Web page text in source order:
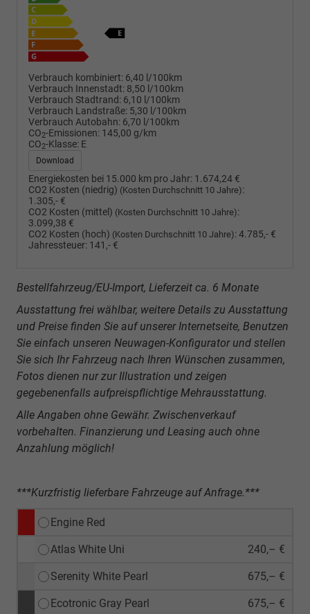
Verbrauch kombiniert: 6,40 l/100km
Verbrauch Innenstadt: 8,50 l/100km
Verbrauch Stadtrand: 6,10 l/100km
Verbrauch Landstraße: 5,30 l/100km
Verbrauch Autobahn: 6,70 l/100km
CO2-Emissionen: 145,00 g/km
CO2-Klasse: E
Download
Energiekosten bei 15.000 km pro Jahr: 1.674,24 €
CO2 Kosten (niedrig) (Kosten Durchschnitt 10 Jahre):
1.305,- €
CO2 Kosten (mittel) (Kosten Durchschnitt 10 Jahre):
3.099,38 €
CO2 Kosten (hoch) (Kosten Durchschnitt 10 Jahre):4.785,- €
Jahressteuer: 141,- €
Bestellfahrzeug/EU-Import, Lieferzeit ca. 6 Monate
Ausstattung frei wählbar, weitere Details zu Ausstattung
und Preise finden Sie auf unserer Internetseite, Benutzen
Sie einfach unseren Neuwagen-Konfigurator und stellen
Sie sich Ihr Fahrzeug nach Ihren Wünschen zusammen,
Fotos dienen nur zur Illustration und zeigen
gegebenenfalls aufpreispflichtige Mehrausstattung.
Alle Angaben ohne Gewähr. Zwischenverkauf
vorbehalten. Finanzierung und Leasing auch ohne
Anzahlung möglich!
***Kurzfristig lieferbare Fahrzeuge auf Anfrage.***
Engine Red
Atlas White Uni 240,– €
Serenity White Pearl 675,– €
Ecotronic Gray Pearl 675,– €